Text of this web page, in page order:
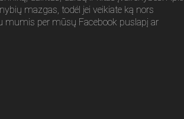
mazgas, todėl jei veikiate ką nors
mumis per mūsų Facebook puslapį ar